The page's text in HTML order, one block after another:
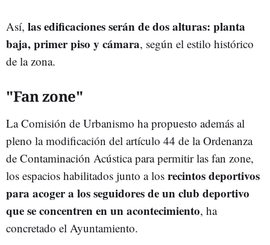
Así, las edificaciones serán de dos alturas: planta
baja, primer piso y cámara, según el estilo histórico
de la zona.
"Fan zone"
La Comisión de Urbanismo ha propuesto además al
pleno la modificación del artículo 44 de la Ordenanza
de Contaminación Acústica para permitir las fan zone,
los espacios habilitados junto a los recintos deportivos
para acoger a los seguidores de un club deportivo
que se concentren en un acontecimiento, ha
concretado el Ayuntamiento.